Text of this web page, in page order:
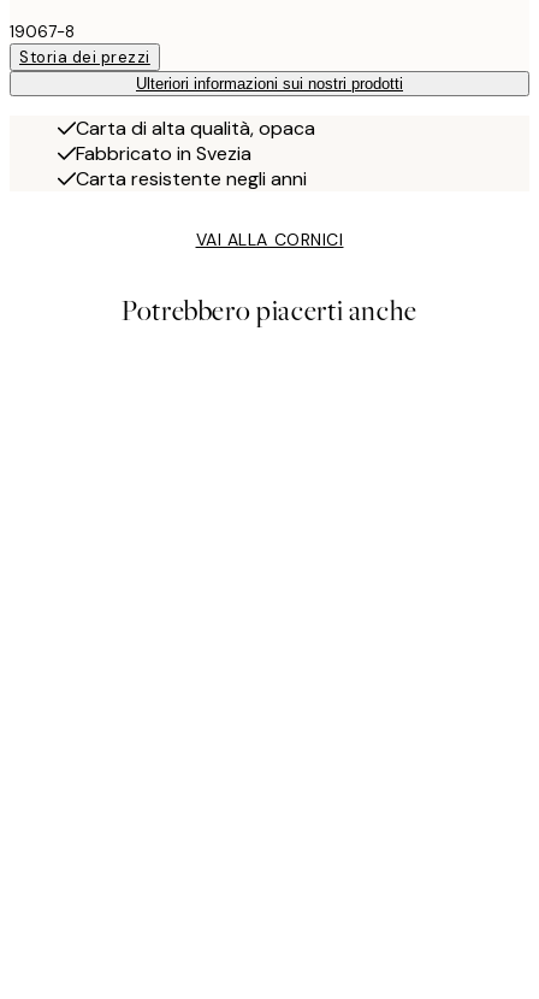
19067-8
Storia dei prezzi
Ulteriori informazioni sui nostri prodotti
Carta di alta qualità, opaca
Fabbricato in Svezia
Carta resistente negli anni
VAI ALLA CORNICI
Potrebbero piacerti anche